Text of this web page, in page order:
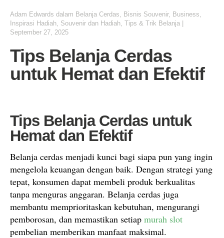
Adam Edwards dalam Belanja Cerdas, Bisnis Souvenir, Business,
Inspirasi Hadiah, Souvenir dan Hadiah, Tips & Trik Belanja
September 27, 2025
Tips Belanja Cerdas
untuk Hemat dan Efektif
Tips Belanja Cerdas untuk
Hemat dan Efektif
Belanja cerdas menjadi kunci bagi siapa pun yang ingin
mengelola keuangan dengan baik. Dengan strategi yang
tepat, konsumen dapat membeli produk berkualitas
tanpa menguras anggaran. Belanja cerdas juga
membantu memprioritaskan kebutuhan, mengurangi
pemborosan, dan memastikan setiap murah slot
pembelian memberikan manfaat maksimal.